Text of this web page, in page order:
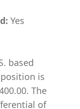
Yes
based
is
The
of